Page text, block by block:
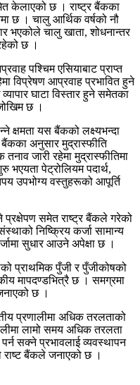
केलाएको छ । राष्ट्र बैंकका
छ । चालु आर्थिक वर्षको नौ
भएकोले चालु खाता, शोधनान्तर
छ ।
पश्चिम एसियाबाट प्राप्त
विप्रेषण आप्रवाह प्रभावित हुने
घाटा विस्तार हुने समेतका
छ ।
क्षमता यस बैंकको लक्ष्यभन्दा
बैंकका अनुसार मुद्रास्फीति
जारी रहेमा मुद्रास्फीतिमा
भएयता पेट्रोलियम पदार्थ,
उपभोग्य वस्तुहरूको आपूर्ति
प्रक्षेपण समेत राष्ट्र बैंकले गरेको
निष्क्रिय कर्जा सामान्य
सुधार आउने अपेक्षा छ ।
प्राथमिक पुँजी र पुँजीकोषको
मापदण्डभित्रै छ । समग्रमा
छ ।
प्रणालीमा अधिक तरलताको
लामो समय अधिक तरलता
सक्ने प्रभावलाई व्यवस्थापन
बैंकले जनाएको छ ।